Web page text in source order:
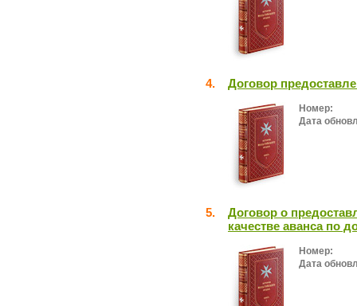
4. Договор
Номер:
Дата
5.
Договор о
качестве аванса по
Номер:
Дата